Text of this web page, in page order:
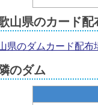
山県のカード
県のダムカード配布
のダム